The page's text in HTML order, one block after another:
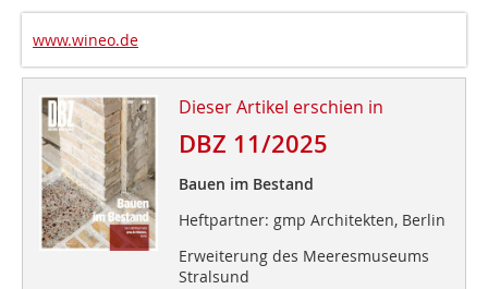
www.wineo.de
Dieser Artikel erschien in
DBZ 11/2025
Bauen im Bestand
Heftpartner: gmp Architekten, Berlin
Erweiterung des Meeresmuseums
Stralsund